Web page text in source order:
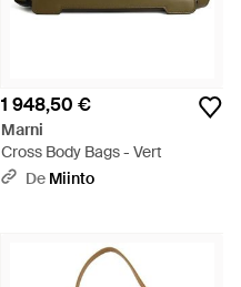
1 948,50 €
Marni
Cross Body Bags - Vert
De Miinto